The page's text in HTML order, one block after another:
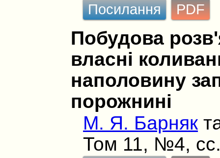
Посилання PDF
Побудова
власні
наполовину
порожнині
М. Я. Барняк
Том 11, №4,